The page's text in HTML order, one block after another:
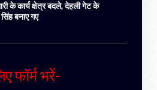
के कार्य क्षेत्र बदले, देहली गेट के
बनाए गए
फॉर्म भरें-